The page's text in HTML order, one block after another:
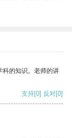
科的知识。老师的讲
支持[0] 反对[0]